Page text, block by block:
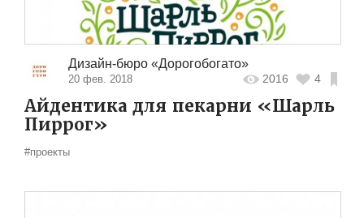
Дизайн-бюро «Дорогобогато»
20 фев. 2018 2016 4
Айдентика для пекарни «Шарль
Пиррог»
#проекты